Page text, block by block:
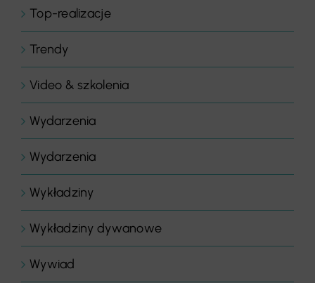
Top-realizacje
Trendy
Video & szkolenia
Wydarzenia
Wydarzenia
Wykładziny
Wykładziny dywanowe
Wywiad